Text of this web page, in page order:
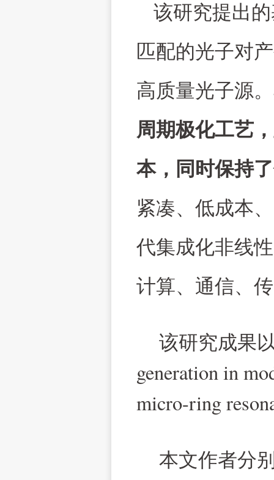
该研究提出
匹配的光子对
高质量光子源
周期极化工艺
本，同时保持
紧凑、低成本
代集成化非线
计算、通信、
该研究成果
generation in
micro-ring
本文作者分